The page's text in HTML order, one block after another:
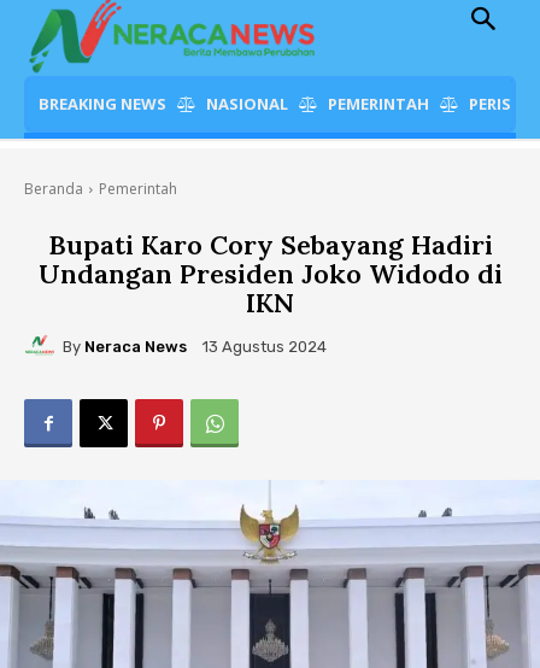
BREAKING NEWS NASIONAL PEMERINTAH
Beranda Pemerintah
Bupati Karo Cory Sebayang Hadiri
Undangan Presiden Joko Widodo di
IKN
By Neraca News 13 Agustus 2024